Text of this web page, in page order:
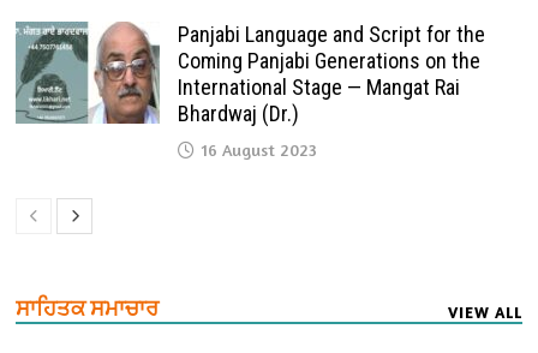
Panjabi Language and Script for the
Coming Panjabi Generations on the
International Stage — Mangat Rai
Bhardwaj (Dr.)
16 August 2023
ਸਾਹਿਤਕ ਸਮਾਚਾਰ VIEW ALL